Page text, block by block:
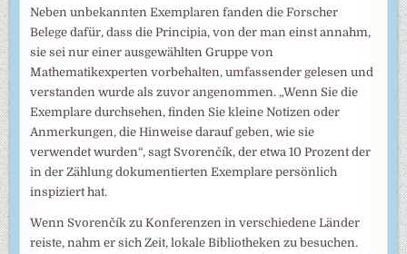
Neben unbekannten Exemplaren fanden die Forscher
Belege dafür, dass die Principia, von der man einst annahm,
sie sei nur einer ausgewählten Gruppe von
Mathematikexperten vorbehalten, umfassender gelesen und
verstanden wurde als zuvor angenommen. „Wenn Sie die
Exemplare durchsehen, finden Sie kleine Notizen oder
Anmerkungen, die Hinweise darauf geben, wie sie
verwendet wurden“, sagt Svorenčík, der etwa 10 Prozent der
in der Zählung dokumentierten Exemplare persönlich
inspiziert hat.
Wenn Svorenčík zu Konferenzen in verschiedene Länder
reiste, nahm er sich Zeit, lokale Bibliotheken zu besuchen.